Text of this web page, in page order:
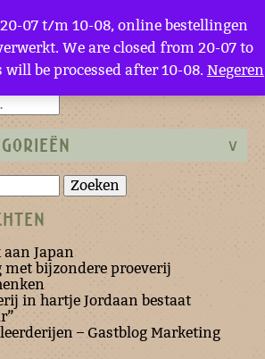
aan Japan
met bijzondere proeverij
in hartje Jordaan bestaat
– Gastblog Marketing
07 t/m 10-08, online bestellingen
We are closed from 20-07 to
be processed after 10-08. Negeren